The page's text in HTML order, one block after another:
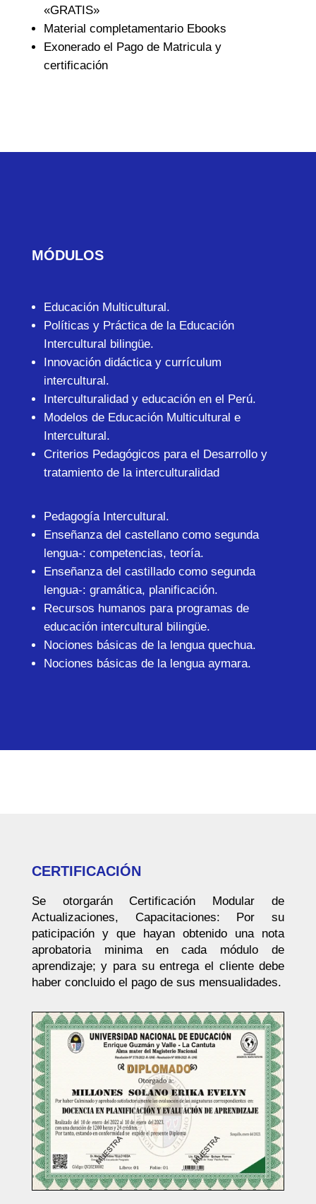
«GRATIS»
Material completamentario Ebooks
Exonerado el Pago de Matricula y
certificación
MÓDULOS
Educación Multicultural.
Políticas y Práctica de la Educación
Intercultural bilingüe.
Innovación didáctica y currículum
intercultural.
Interculturalidad y educación en el Perú.
Modelos de Educación Multicultural e
Intercultural.
Criterios Pedagógicos para el Desarrollo y
tratamiento de la interculturalidad
Pedagogía Intercultural.
Enseñanza del castellano como segunda
lengua-: competencias, teoría.
Enseñanza del castillado como segunda
lengua-: gramática, planificación.
Recursos humanos para programas de
educación intercultural bilingüe.
Nociones básicas de la lengua quechua.
Nociones básicas de la lengua aymara.
CERTIFICACIÓN
Se otorgarán Certificación Modular de
Actualizaciones, Capacitaciones: Por su
paticipación y que hayan obtenido una nota
aprobatoria minima en cada módulo de
aprendizaje; y para su entrega el cliente debe
haber concluido el pago de sus mensualidades.